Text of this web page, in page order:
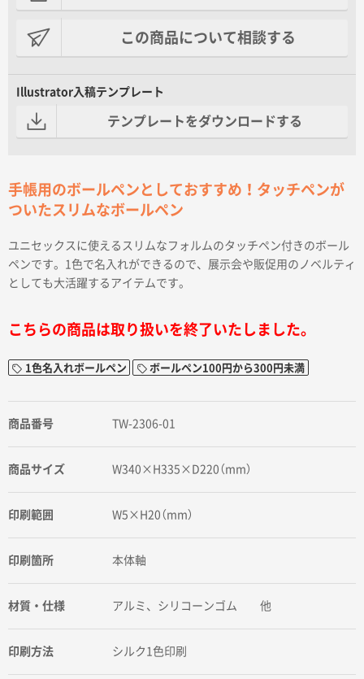
この商品について相談する
Illustrator入稿テンプレート
テンプレートをダウンロードする
手帳用のボールペンとしておすすめ！タッチペンが
ついたスリムなボールペン
ユニセックスに使えるスリムなフォルムのタッチペン付きのボール
ペンです。1色で名入れができるので、展示会や販促用のノベルティ
としても大活躍するアイテムです。
こちらの商品は取り扱いを終了いたしました。
1色名入れボールペン ボールペン100円から300円未満
商品番号 TW-2306-01
商品サイズ W340×H335×D220（mm）
印刷範囲 W5×H20（mm）
印刷箇所 本体軸
材質・仕様 アルミ、シリコーンゴム 他
印刷方法 シルク1色印刷